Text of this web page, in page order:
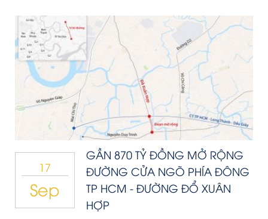
17
Sep
GẦN 870 TỶ ĐỒNG MỞ RỘNG
ĐƯỜNG CỬA NGÕ PHÍA ĐÔNG
TP HCM - ĐƯỜNG ĐỔ XUÂN
HỢP